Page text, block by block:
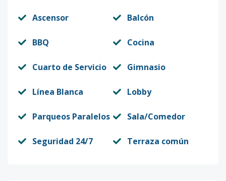
Ascensor Balcón
BBQ Cocina
Cuarto de Servicio Gimnasio
Línea Blanca Lobby
Parqueos Paralelos Sala/Comedor
Seguridad 24/7 Terraza común